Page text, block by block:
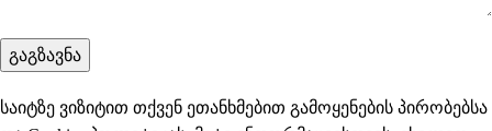
საიტზე ვიზიტით თქვენ ეთანხმებით გამოყენების პირობებსა